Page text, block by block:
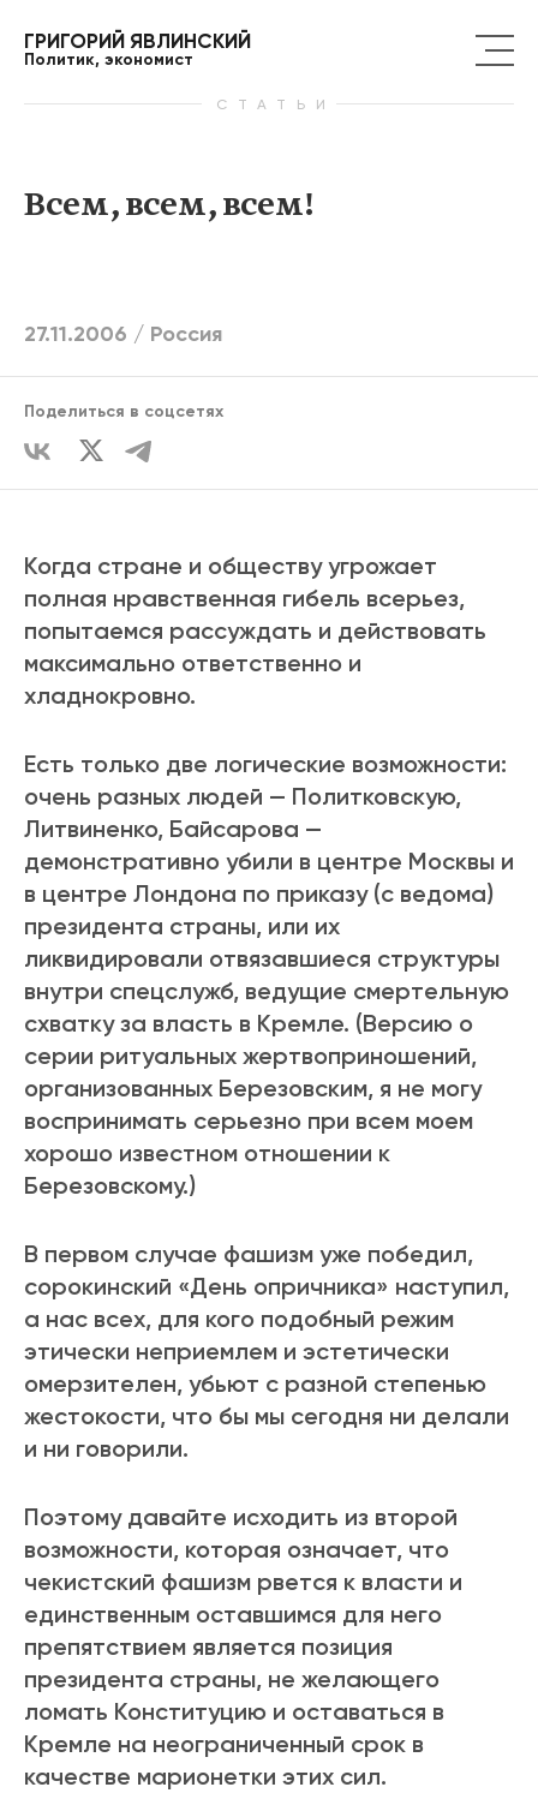
ГРИГОРИЙ ЯВЛИНСКИЙ
Политик, экономист
СТАТЬИ
Всем, всем, всем!
27.11.2006 / Россия
Поделиться в соцсетях
Когда стране и обществу угрожает
полная нравственная гибель всерьез,
попытаемся рассуждать и действовать
максимально ответственно и
хладнокровно.
Есть только две логические возможности:
очень разных людей — Политковскую,
Литвиненко, Байсарова —
демонстративно убили в центре Москвы и
в центре Лондона по приказу (с ведома)
президента страны, или их
ликвидировали отвязавшиеся структуры
внутри спецслужб, ведущие смертельную
схватку за власть в Кремле. (Версию о
серии ритуальных жертвоприношений,
организованных Березовским, я не могу
воcпринимать серьезно при всем моем
хорошо известном отношении к
Березовскому.)
В первом случае фашизм уже победил,
cорокинский «День опричника» наступил,
а нас всех, для кого подобный режим
этически неприемлем и эстетически
омерзителен, убьют с разной степенью
жестокости, что бы мы сегодня ни делали
и ни говорили.
Поэтому давайте исходить из второй
возможности, которая означает, что
чекистский фашизм рвется к власти и
единственным оставшимся для него
препятствием является позиция
президента страны, не желающего
ломать Конституцию и оставаться в
Кремле на неограниченный срок в
качестве марионетки этих сил.